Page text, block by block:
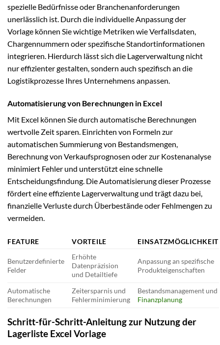
spezielle Bedürfnisse oder Branchenanforderungen
unerlässlich ist. Durch die individuelle Anpassung der
Vorlage können Sie wichtige Metriken wie Verfallsdaten,
Chargennummern oder spezifische Standortinformationen
integrieren. Hierdurch lässt sich die Lagerverwaltung nicht
nur effizienter gestalten, sondern auch spezifisch an die
Logistikprozesse Ihres Unternehmens anpassen.
Automatisierung von Berechnungen in Excel
Mit Excel können Sie durch automatische Berechnungen
wertvolle Zeit sparen. Einrichten von Formeln zur
automatischen Summierung von Bestandsmengen,
Berechnung von Verkaufsprognosen oder zur Kostenanalyse
minimiert Fehler und unterstützt eine schnelle
Entscheidungsfindung. Die Automatisierung dieser Prozesse
fördert eine effiziente Lagerverwaltung und trägt dazu bei,
finanzielle Verluste durch Überbestände oder Fehlmengen zu
vermeiden.
FEATURE VORTEILE EINSATZMÖGLICHKEIT
Benutzerdefinierte
Felder
Erhöhte
Datenpräzision
und Detailtiefe
Anpassung an spezifische
Produkteigenschaften
Automatische
Berechnungen
Zeitersparnis und
Fehlerminimierung
Bestandsmanagement und
Finanzplanung
Schritt-für-Schritt-Anleitung zur Nutzung der
Lagerliste Excel Vorlage